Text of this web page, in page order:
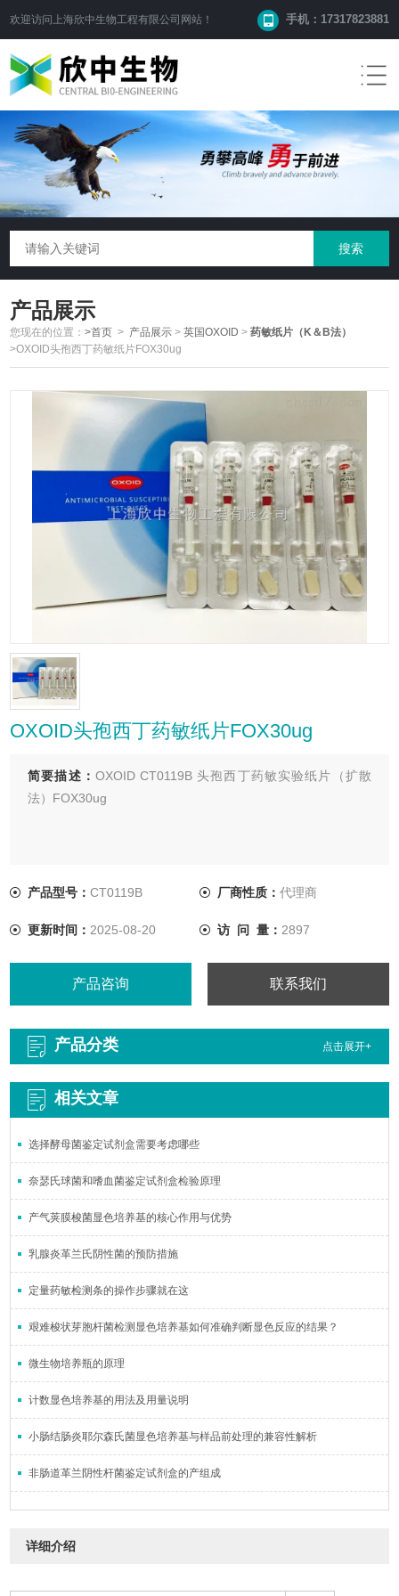
欢迎访问 上海欣中生物工程有限公司 网站！ 手机：17317823881
产品展示
您现在的位置：>首页 > 产品展示 >英国OXOID >药敏纸片（K＆B法）
>OXOID头孢西丁药敏纸片FOX30ug
OXOID头孢西丁药敏纸片FOX30ug
简要描述： OXOID CT0119B 头孢西丁药敏实验纸片（扩散
法）FOX30ug
产品型号：CT0119B 厂商性质： 代理商
更新时间： 2025-08-20 访 问 量： 2897
产品咨询 联系我们
产品分类 点击展开+
相关文章
选择酵母菌鉴定试剂盒需要考虑哪些
奈瑟氏球菌和嗜血菌鉴定试剂盒检验原理
产气荚膜梭菌显色培养基的核心作用与优势
乳腺炎革兰氏阴性菌的预防措施
定量药敏检测条的操作步骤就在这
艰难梭状芽胞杆菌检测显色培养基如何准确判断显色反应的结果？
微生物培养瓶的原理
计数显色培养基的用法及用量说明
小肠结肠炎耶尔森氏菌显色培养基与样品前处理的兼容性解析
非肠道革兰阴性杆菌鉴定试剂盒的产组成
详细介绍